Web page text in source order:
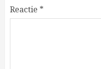
Reactie *